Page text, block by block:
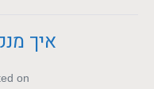
איך
on